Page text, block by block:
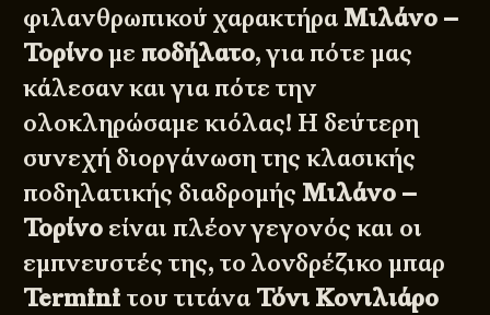
φιλανθρωπικού χαρακτήρα Μιλάνο –
Τορίνομε ποδήλατο, για πότε μας
κάλεσαν και για πότε την
ολοκληρώσαμε κιόλας! Η δεύτερη
συνεχή διοργάνωση της κλασικής
ποδηλατικής διαδρομής Μιλάνο –
Τορίνο είναι πλέον γεγονός και οι
εμπνευστές της, το λονδρέζικο μπαρ
Termini του τιτάνα Τόνι Κονιλιάρο